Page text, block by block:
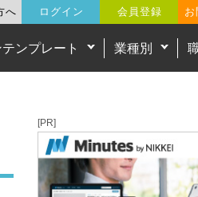
へ ログイン 会員登録
ンプレート 業種別
[PR]